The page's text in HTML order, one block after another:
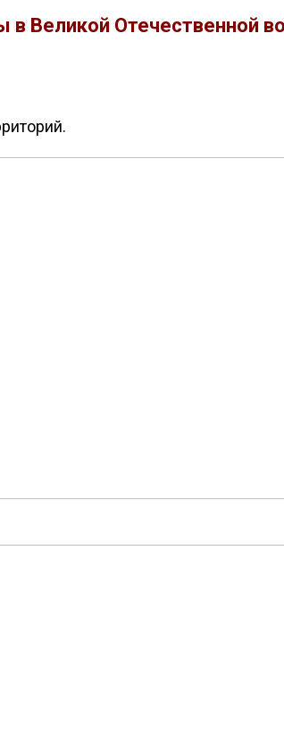
Великой Отечественной